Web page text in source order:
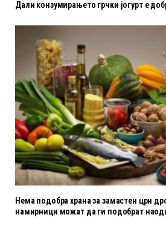
Дали конзумирањето грчки јогурт е
Нема подобра храна за замастен црн
намирници можат да ги подобрат